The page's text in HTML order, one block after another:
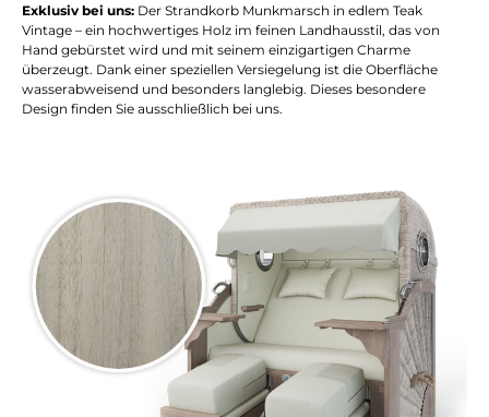
Exklusiv bei uns: Der Strandkorb Munkmarsch in edlem Teak
Vintage – ein hochwertiges Holz im feinen Landhausstil, das von
Hand gebürstet wird und mit seinem einzigartigen Charme
überzeugt. Dank einer speziellen Versiegelung ist die Oberfläche
wasserabweisend und besonders langlebig. Dieses besondere
Design finden Sie ausschließlich bei uns.